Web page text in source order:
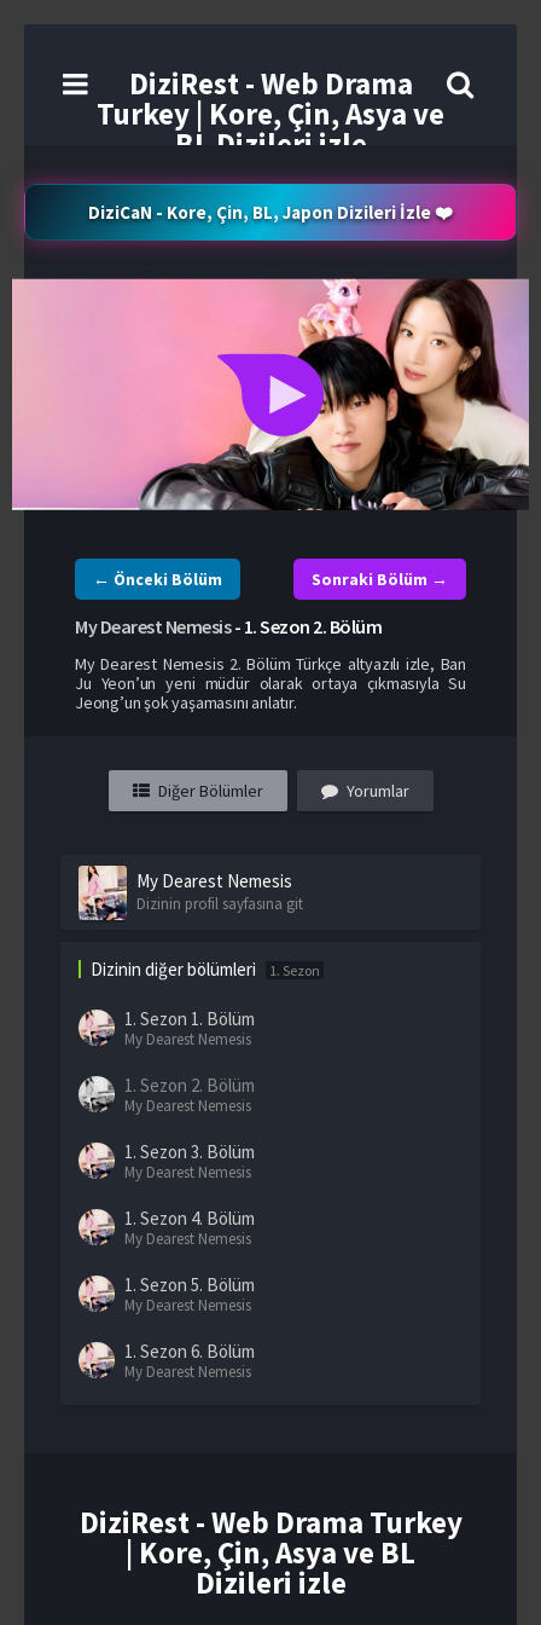
DiziRest - Web Drama
Turkey | Kore, Çin, Asya ve
BL Dizileri izle
DiziCaN - Kore, Çin, BL, Japon Dizileri İzle ❤️
← Önceki Bölüm Sonraki Bölüm →
My Dearest Nemesis- 1. Sezon 2. Bölüm
My Dearest Nemesis 2. Bölüm Türkçe altyazılı izle, Ban
Ju Yeon’un yeni müdür olarak ortaya çıkmasıyla Su
Jeong’un şok yaşamasını anlatır.
Diğer Bölümler Yorumlar
My Dearest Nemesis
Dizinin profil sayfasına git
Dizinin diğer bölümleri 1. Sezon
1. Sezon 1. Bölüm
My Dearest Nemesis
1. Sezon 2. Bölüm
My Dearest Nemesis
1. Sezon 3. Bölüm
My Dearest Nemesis
1. Sezon 4. Bölüm
My Dearest Nemesis
1. Sezon 5. Bölüm
My Dearest Nemesis
1. Sezon 6. Bölüm
My Dearest Nemesis
1. Sezon9. Bölüm
My Dearest Nemesis
DiziRest - Web Drama Turkey
| Kore, Çin, Asya ve BL
Dizileri izle